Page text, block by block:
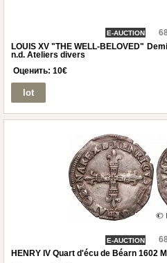
E-AUCTION
LOUIS XV "THE WELL-BELOVED"
n.d. Ateliers divers
Оценить: 10€
lot
E-AUCTION
HENRY IV Quart d'écu de Béarn 1602